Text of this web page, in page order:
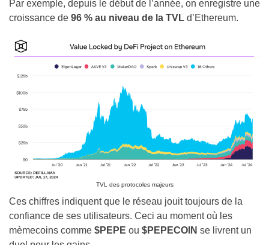
Par exemple, depuis le début de l’année, on enregistre une
croissance de 96 % au niveau de la TVL d’Ethereum.
TVL des protocoles majeurs
Ces chiffres indiquent que le réseau jouit toujours de la
confiance de ses utilisateurs. Ceci au moment où les
mèmecoins comme $PEPE ou $PEPECOIN se livrent un